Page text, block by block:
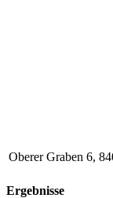
Oberer Graben 6,
Ergebnisse